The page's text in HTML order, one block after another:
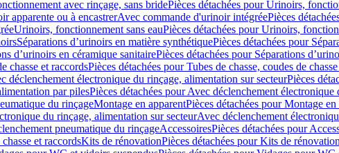
avec rinçage, sans bridePièces détachées pour Urinoirs,
apparente ou à encastrerAvec commande d'urinoir intégréePièces
Urinoirs, fonctionnement sans eauPièces détachées pour Urinoirs,
Séparations d’urinoirs en matière synthétiquePièces détachées pour
d’urinoirs en céramique sanitairePièces détachées pour Séparations
chasse et raccordsPièces détachées pour Tubes de chasse, coudes de
déclenchement électronique du rinçage, alimentation sur secteurPièces
par pilesPièces détachées pour Avec déclenchement
du rinçageMontage en apparentPièces détachées pour Montage en
du rinçage, alimentation sur secteurAvec déclenchement
pneumatique du rinçageAccessoiresPièces détachées pour
et raccordsKits de rénovationPièces détachées pour Kits de rénovation